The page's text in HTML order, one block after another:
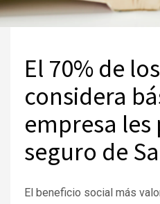
El 70% de
considera
empresa les
seguro de
El beneficio social más